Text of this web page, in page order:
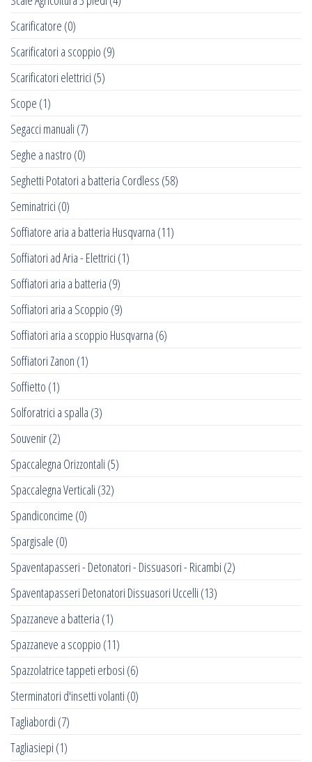
Scarificatore (0)
Scarificatori a scoppio (9)
Scarificatori elettrici (5)
Scope (1)
Segacci manuali (7)
Seghe a nastro (0)
Seghetti Potatori a batteria Cordless (58)
Seminatrici (0)
Soffiatore aria a batteria Husqvarna (11)
Soffiatori ad Aria - Elettrici (1)
Soffiatori aria a batteria (9)
Soffiatori aria a Scoppio (9)
Soffiatori aria a scoppio Husqvarna (6)
Soffiatori Zanon (1)
Soffietto (1)
Solforatrici a spalla (3)
Souvenir(2)
Spaccalegna Orizzontali (5)
Spaccalegna Verticali (32)
Spandiconcime (0)
Spargisale (0)
Spaventapasseri - Detonatori - Dissuasori - Ricambi (2)
Spaventapasseri Detonatori Dissuasori Uccelli (13)
Spazzaneve a batteria (1)
Spazzaneve a scoppio (11)
Spazzolatrice tappeti erbosi (6)
Sterminatori d'insetti volanti (0)
Tagliabordi (7)
Tagliasiepi (1)